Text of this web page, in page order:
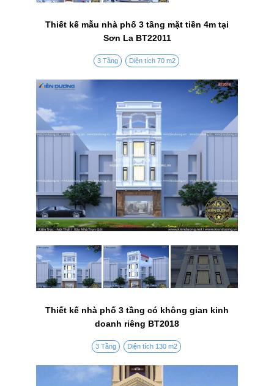
Thiết kế mẫu nhà phố 3 tầng mặt tiền 4m tại
Sơn La BT22011
3 Tầng Diện tích 70 m2
Thiết kế nhà phố 3 tầng có không gian kinh
doanh riêng BT2018
3 Tầng Diện tích 130 m2